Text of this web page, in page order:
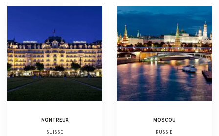
MONTREUX
SUISSE
MOSCOU
RUSSIE